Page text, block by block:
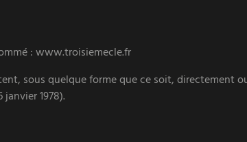
: www.troisiemecle.fr
sous quelque forme que ce soit, directement
1978).